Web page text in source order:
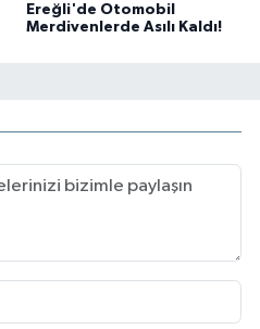
Ereğli'de Otomobil
Merdivenlerde Asılı Kaldı!